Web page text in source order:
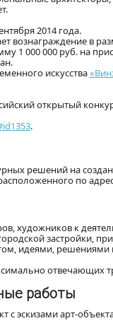
2014 года.
вознаграждение в
1 000 000 руб. на
искусства
открытый
.
решений на
по
художников к
застройки,
идеями, решениями
отвечающих
работы
с эскизами арт-